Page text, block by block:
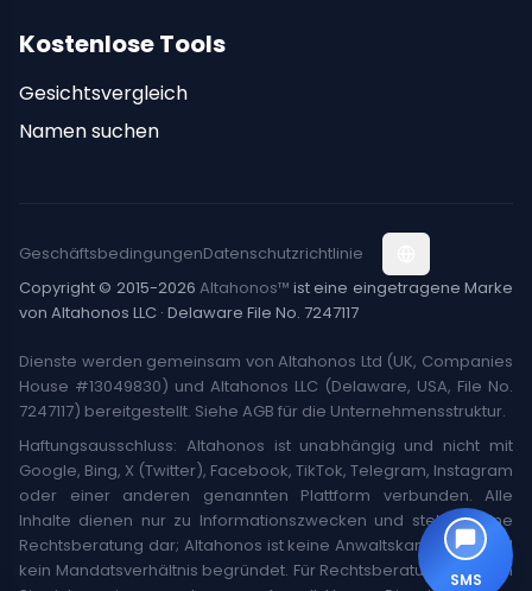
Kostenlose Tools
Gesichtsvergleich
Namen suchen
Copyright © 2015-2026 Altahonos™ ist eine eingetragene Marke
von Altahonos LLC · Delaware File No. 7247117
GeschäftsbedingungenDatenschutzrichtlinie
Dienste werden gemeinsam von Altahonos Ltd (UK, Companies
House #13049830) und Altahonos LLC (Delaware, USA, File No.
7247117) bereitgestellt. Siehe AGB für die Unternehmensstruktur.
Haftungsausschluss: Altahonos ist unabhängig und nicht mit
Google, Bing, X (Twitter), Facebook, TikTok, Telegram, Instagram
oder einer anderen genannten Plattform verbunden. Alle
Inhalte dienen nur zu Informationszwecken und stellen keine
Rechtsberatung dar; Altahonos ist keine Anwaltskanzlei. Es wird
kein Mandatsverhältnis begründet. Für Rechtsberatung wenden
SMS